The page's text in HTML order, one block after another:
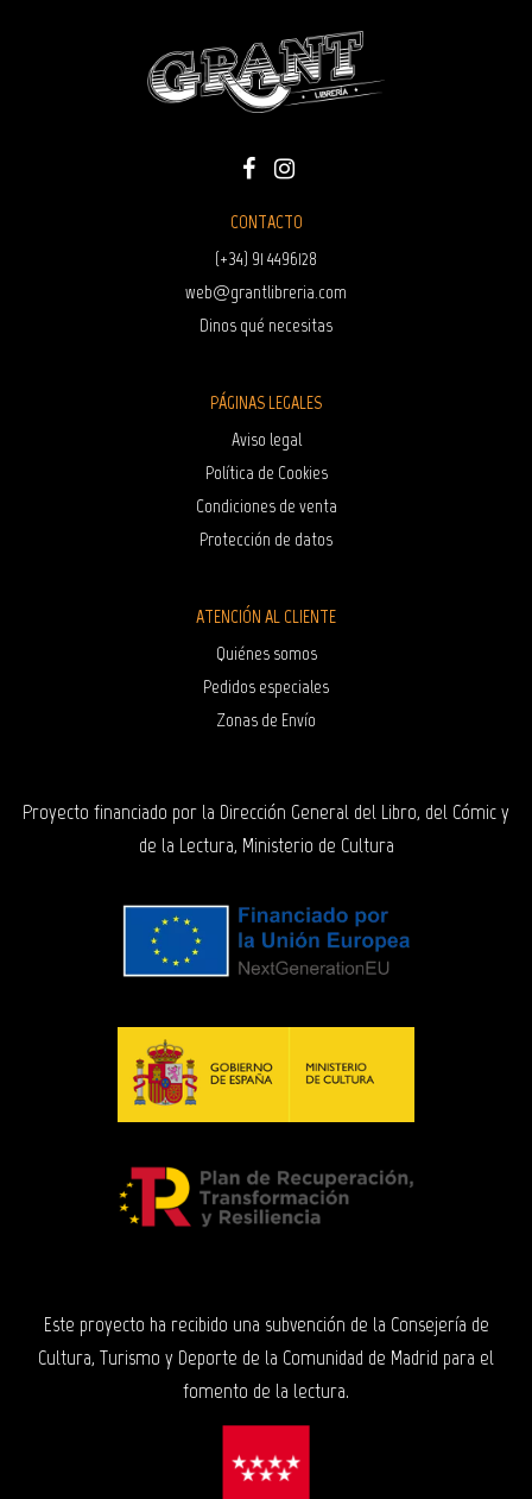
CONTACTO
(+34) 91 4496128
web@grantlibreria.com
Dinos qué necesitas
PÁGINAS LEGALES
Aviso legal
Política de Cookies
Condiciones de venta
Protección de datos
ATENCIÓN AL CLIENTE
Quiénes somos
Pedidos especiales
Zonas de Envío
Proyecto financiado por la Dirección General del Libro, del Cómic y
de la Lectura, Ministerio de Cultura
Este proyecto ha recibido una subvención de la Consejería de
Cultura, Turismo y Deporte de la Comunidad de Madrid para el
fomento de la lectura.